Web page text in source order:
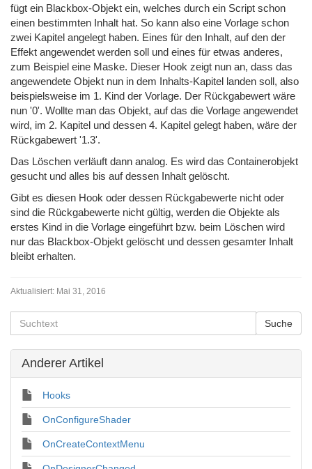
fügt ein Blackbox-Objekt ein, welches durch ein Script schon
einen bestimmten Inhalt hat. So kann also eine Vorlage schon
zwei Kapitel angelegt haben. Eines für den Inhalt, auf den der
Effekt angewendet werden soll und eines für etwas anderes,
zum Beispiel eine Maske. Dieser Hook zeigt nun an, dass das
angewendete Objekt nun in dem Inhalts-Kapitel landen soll, also
beispielsweise im 1. Kind der Vorlage. Der Rückgabewert wäre
nun '0'. Wollte man das Objekt, auf das die Vorlage angewendet
wird, im 2. Kapitel und dessen 4. Kapitel gelegt haben, wäre der
Rückgabewert '1.3'.
Das Löschen verläuft dann analog. Es wird das Containerobjekt
gesucht und alles bis auf dessen Inhalt gelöscht.
Gibt es diesen Hook oder dessen Rückgabewerte nicht oder
sind die Rückgabewerte nicht gültig, werden die Objekte als
erstes Kind in die Vorlage eingeführt bzw. beim Löschen wird
nur das Blackbox-Objekt gelöscht und dessen gesamter Inhalt
bleibt erhalten.
Aktualisiert: Mai 31, 2016
Anderer Artikel
Hooks
OnConfigureShader
OnCreateContextMenu